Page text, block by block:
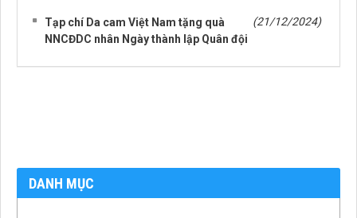
Tạp chí Da cam Việt Nam tặng quà
NNCĐDC nhân Ngày thành lập Quân đội
(21/12/2024)
DANH MỤC